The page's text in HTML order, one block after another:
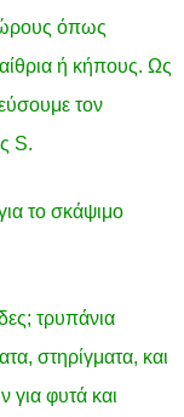
όπως
ή κήπους. Ως
τον
S.
το σκάψιμο
τρυπάνια
στηρίγματα, και
για φυτά και